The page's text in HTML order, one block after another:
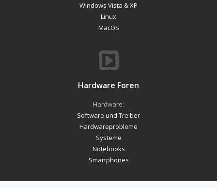
Windows Vista & XP
Linux
MacOS
Hardware Foren
Hardware:
Software und Treiber
Hardwareprobleme
Systeme
Notebooks
Smartphones